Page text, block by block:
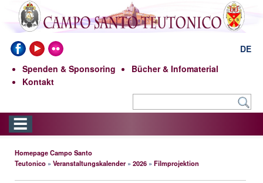
DE
Spenden & Sponsoring
Bücher & Infomaterial
Kontakt
Homepage Campo Santo
Teutonico » Veranstaltungskalender» 2026 » Filmprojektion